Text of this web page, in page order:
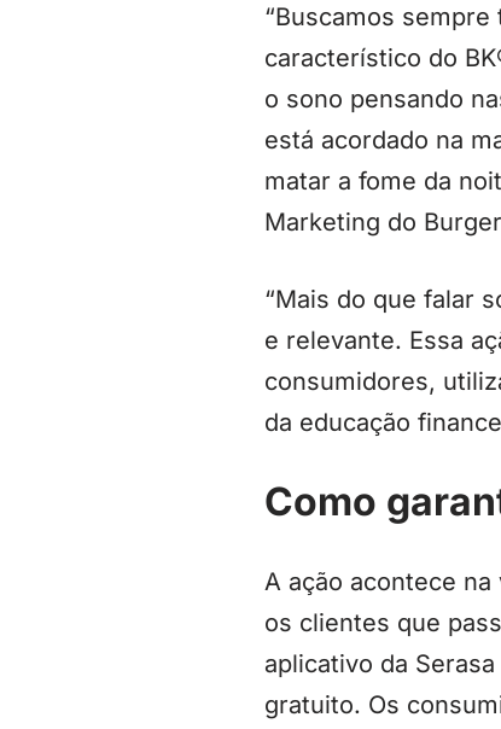
“Buscamos
característico do
o sono pensando
está acordado na
matar a fome da
Marketing do
“Mais do que falar
e relevante. Essa
consumidores,
da educação
Como
A ação acontece
os clientes que
aplicativo da
gratuito. Os